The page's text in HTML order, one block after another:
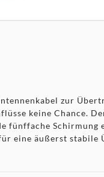
zur
keine Chance.
fünffache
eine äußerst stabile